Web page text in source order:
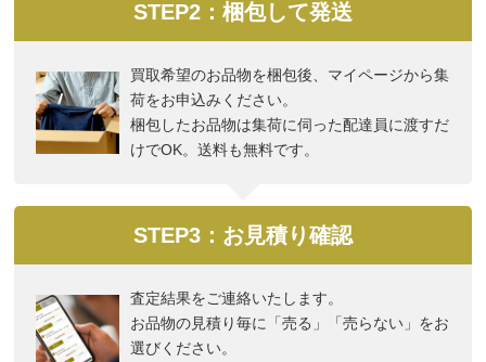
STEP2：梱包して発送
買取希望のお品物を梱包後、マイページから集
荷をお申込みください。
梱包したお品物は集荷に伺った配達員に渡すだ
けでOK。送料も無料です。
STEP3：お見積り確認
査定結果をご連絡いたします。
お品物の見積り毎に「売る」「売らない」をお
選びください。